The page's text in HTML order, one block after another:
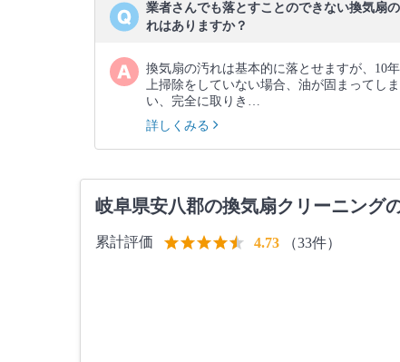
業者さんでも落とすことのできない換気扇
れはありますか？
換気扇の汚れは基本的に落とせますが、10
上掃除をしていない場合、油が固まってしま
い、完全に取りき…
詳しくみる
岐阜県安八郡の換気扇クリーニング
累計評価 4.73 （33件）